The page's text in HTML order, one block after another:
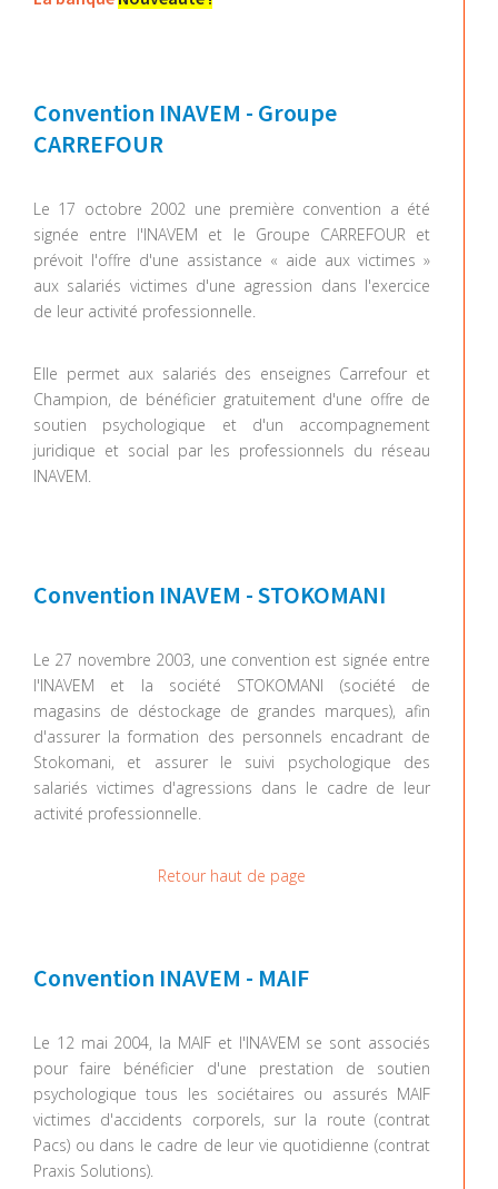
Convention INAVEM - Groupe
CARREFOUR
Le 17 octobre 2002 une première convention a été
signée entre l'INAVEM et le Groupe CARREFOUR et
prévoit l'offre d'une assistance « aide aux victimes »
aux salariés victimes d'une agression dans l'exercice
de leur activité professionnelle.
Elle permet aux salariés des enseignes Carrefour et
Champion, de bénéficier gratuitement d'une offre de
soutien psychologique et d'un accompagnement
juridique et social par les professionnels du réseau
INAVEM.
Convention INAVEM - STOKOMANI
Le 27 novembre 2003, une convention est signée entre
l'INAVEM et la société STOKOMANI (société de
magasins de déstockage de grandes marques), afin
d'assurer la formation des personnels encadrant de
Stokomani, et assurer le suivi psychologique des
salariés victimes d'agressions dans le cadre de leur
activité professionnelle.
Retour haut de page
Convention INAVEM - MAIF
Le 12 mai 2004, la MAIF et l'INAVEM se sont associés
pour faire bénéficier d'une prestation de soutien
psychologique tous les sociétaires ou assurés MAIF
victimes d'accidents corporels, sur la route (contrat
Pacs) ou dans le cadre de leur vie quotidienne (contrat
Praxis Solutions).